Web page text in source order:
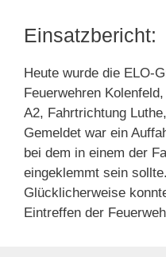
Einsatzbericht:
Heute wurde die ELO-
Feuerwehren
A2, Fahrtrichtung
Gemeldet war ein
bei dem in einem der
eingeklemmt sein sollte.
Glücklicherweise
Eintreffen der